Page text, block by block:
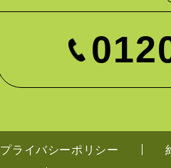
プライバシーポリシー